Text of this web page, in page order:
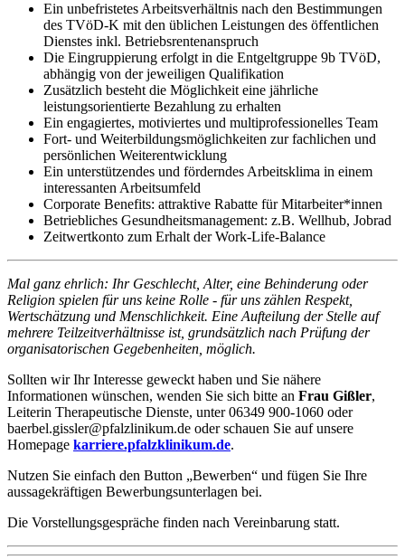
Ein unbefristetes Arbeitsverhältnis nach den Bestimmungen
des TVöD-K mit den üblichen Leistungen des öffentlichen
Dienstes inkl. Betriebsrentenanspruch
Die Eingruppierung erfolgt in die Entgeltgruppe 9b TVöD,
abhängig von der jeweiligen Qualifikation
Zusätzlich besteht die Möglichkeit eine jährliche
leistungsorientierte Bezahlung zu erhalten
Ein engagiertes, motiviertes und multiprofessionelles Team
Fort- und Weiterbildungsmöglichkeiten zur fachlichen und
persönlichen Weiterentwicklung
Ein unterstützendes und förderndes Arbeitsklima in einem
interessanten Arbeitsumfeld
Corporate Benefits: attraktive Rabatte für Mitarbeiter*innen
Betriebliches Gesundheitsmanagement: z.B. Wellhub, Jobrad
Zeitwertkonto zum Erhalt der Work-Life-Balance
Mal ganz ehrlich: Ihr Geschlecht, Alter, eine Behinderung oder
Religion spielen für uns keine Rolle - für uns zählen Respekt,
Wertschätzung und Menschlichkeit. Eine Aufteilung der Stelle auf
mehrere Teilzeitverhältnisse ist, grundsätzlich nach Prüfung der
organisatorischen Gegebenheiten, möglich.
Sollten wir Ihr Interesse geweckt haben und Sie nähere
Informationen wünschen, wenden Sie sich bitte an Frau Gißler,
Leiterin Therapeutische Dienste, unter 06349 900-1060 oder
baerbel.gissler@pfalzlinikum.de oder schauen Sie auf unsere
Homepage karriere.pfalzklinikum.de.
Nutzen Sie einfach den Button „Bewerben“ und fügen Sie Ihre
aussagekräftigen Bewerbungsunterlagen bei.
Die Vorstellungsgespräche finden nach Vereinbarung statt.